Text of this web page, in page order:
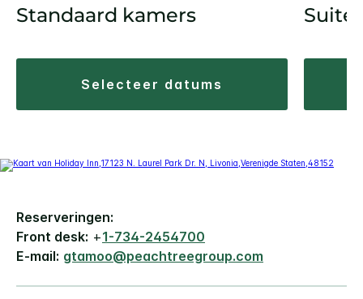
Standaard kamers
selecteer datums
Suite
Reserveringen:
Front desk: +1-734-2454700
E-mail: gtamoo@peachtreegroup.com